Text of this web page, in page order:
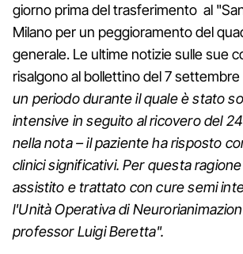
giorno prima del trasferimento al
Milano per un peggioramento del
generale. Le ultime notizie sulle sue
risalgono al bollettino del 7
un periodo durante il quale è stato
intensive in seguito al ricovero del
nella nota – il paziente ha risposto
clinici significativi. Per questa
assistito e trattato con cure semi
l'Unità Operativa di
professor Luigi Beretta".